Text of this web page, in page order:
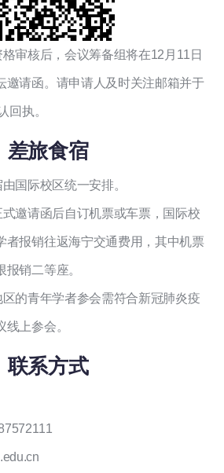
审核后，会议筹备组将在12月11日
邀请函。请申请人及时关注邮箱并于
回执。
差旅食宿
国际校区统一安排。
邀请函后自订机票或车票，国际校
者报销往返海宁交通费用，其中机票
销二等座。
的青年学者参会需符合新冠肺炎疫
上参会。
联系方式